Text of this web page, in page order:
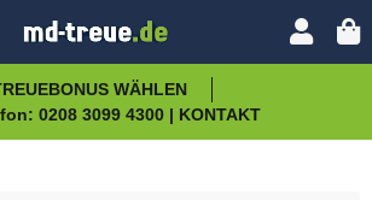
WÄHLEN
0208 3099 4300 | KONTAKT